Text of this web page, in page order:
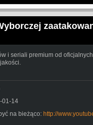
i seriali premium od
01-14
na bieżąco: http://